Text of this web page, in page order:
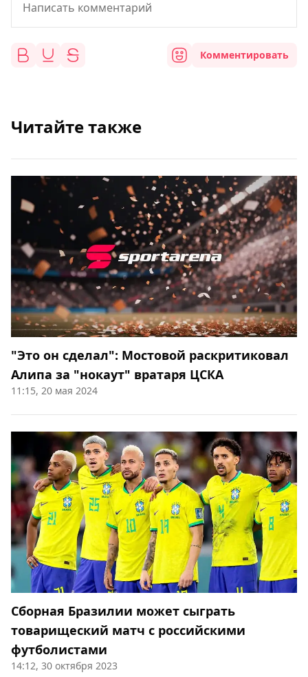
Комментировать
Читайте также
"Это он сделал": Мостовой раскритиковал
Алипа за "нокаут" вратаря ЦСКА
11:15, 20 мая 2024
Сборная Бразилии может сыграть
товарищеский матч с российскими
футболистами
14:12, 30 октября 2023